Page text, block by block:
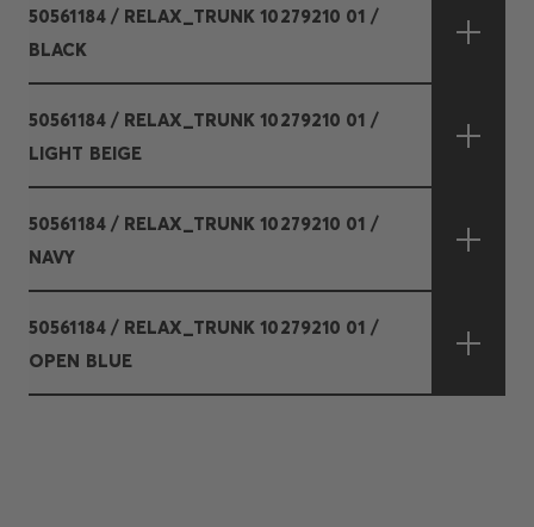
50561184 / RELAX_TRUNK 10279210 01 /
BLACK
50561184 / RELAX_TRUNK 10279210 01 /
LIGHT BEIGE
50561184 / RELAX_TRUNK 10279210 01 /
NAVY
50561184 / RELAX_TRUNK 10279210 01 /
OPEN BLUE